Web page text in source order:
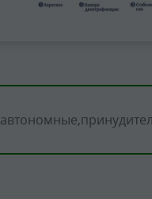
автономные